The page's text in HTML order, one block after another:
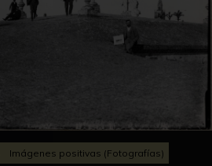
Imágenes positivas (Fotografías)